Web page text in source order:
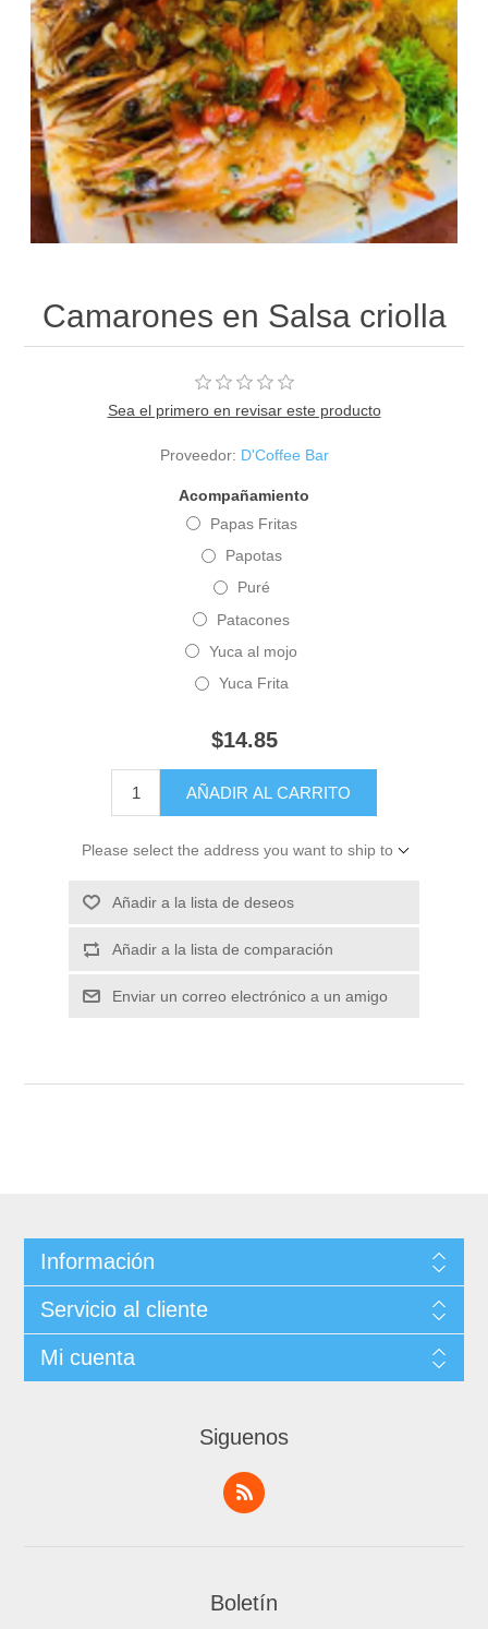
Camarones en Salsa criolla
Sea el primero en revisar este producto
Proveedor: D'Coffee Bar
Acompañamiento
Papas Fritas
Papotas
Puré
Patacones
Yuca al mojo
Yuca Frita
$14.85
Please select the address you want to ship to
Información
Servicio al cliente
Mi cuenta
Siguenos
Boletín